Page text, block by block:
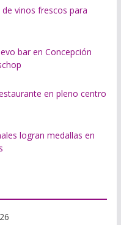
vinos frescos para
bar en Concepción
en pleno centro
logran medallas en